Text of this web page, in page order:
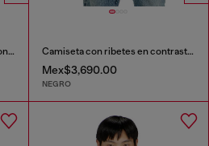
Camiseta de algodón relajada con bordado Oval D Camiseta con ribetes en contraste y parche con logo
Mex$3,690.00
NEGRO